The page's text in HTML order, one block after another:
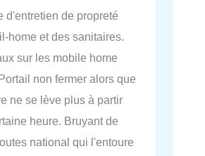
d'entretien de propreté
home et des sanitaires.
sur les mobile home
non fermer alors que
ne se lève plus à partir
heure. Bruyant de
national qui l'entoure